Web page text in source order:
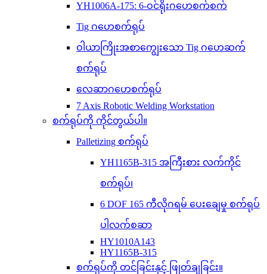
YH1006A-175: 6-ဝင်ရိုးဂဟေစက်စက်
Tig ဂဟေစက်ရုပ်
ဝါယာကြိုးအစာကျွေးသော Tig ဂဟေဆက်
စက်ရုပ်
လေဆာဂဟေစက်ရုပ်
7 Axis Robotic Welding Workstation
စက်ရုပ်ကို ကိုင်တွယ်ပါ။
Palletizing စက်ရုပ်
YH1165B-315 အကြီးစား လက်ကိုင်
စက်ရုပ်၊
6 DOF 165 ကီလိုဂရမ် ပေးချေမှု စက်ရုပ်
ပါလက်စဆာ
HY1010A143
HY1165B-315
စက်ရုပ်ကို တင်ခြင်းနှင့် ဖြုတ်ချခြင်း။